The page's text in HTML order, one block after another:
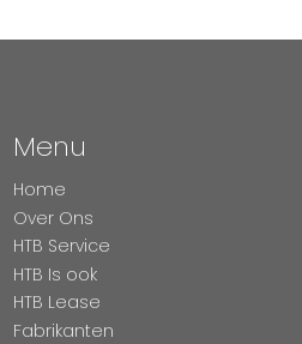
Menu
Home
Over Ons
HTB Service
HTB Is ook
HTB Lease
Fabrikanten